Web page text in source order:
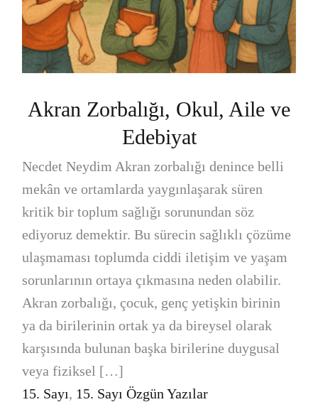
Akran Zorbalığı, Okul, Aile ve
Edebiyat
Necdet Neydim Akran zorbalığı denince belli
mekân ve ortamlarda yaygınlaşarak süren
kritik bir toplum sağlığı sorunundan söz
ediyoruz demektir. Bu sürecin sağlıklı çözüme
ulaşmaması toplumda ciddi iletişim ve yaşam
sorunlarının ortaya çıkmasına neden olabilir.
Akran zorbalığı, çocuk, genç yetişkin birinin
ya da birilerinin ortak ya da bireysel olarak
karşısında bulunan başka birilerine duygusal
veya fiziksel […]
15. Sayı, 15. Sayı Özgün Yazılar